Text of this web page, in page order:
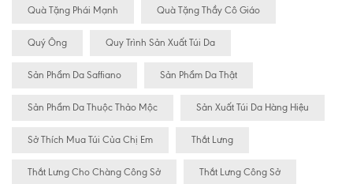
Quà Tặng Phái Mạnh Quà Tặng Thầy Cô Giáo
Quý Ông Quy Trình Sản Xuất Túi Da
Sản Phẩm Da Saffiano Sản Phẩm Da Thật
Sản Phẩm Da Thuộc Thảo Mộc Sản Xuất Túi Da Hàng Hiệu
Sở Thích Mua Túi Của Chị Em Thắt Lưng
Thắt Lưng Cho Chàng Công Sở Thắt Lưng Công Sở